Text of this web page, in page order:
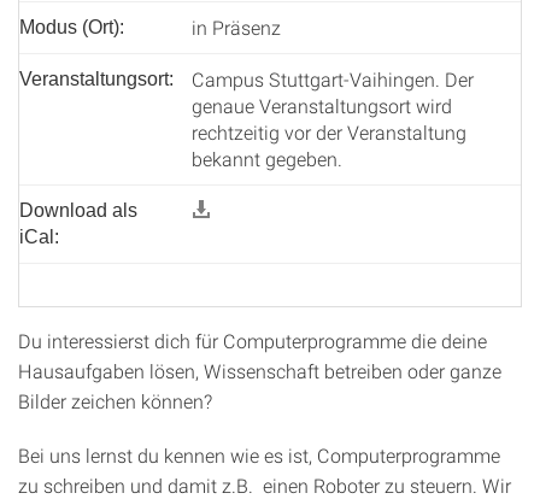
Modus (Ort): in Präsenz
Veranstaltungsort:
Campus Stuttgart-Vaihingen. Der
genaue Veranstaltungsort wird
rechtzeitig vor der Veranstaltung
bekannt gegeben.
Download als
iCal:
Du interessierst dich für Computerprogramme die deine
Hausaufgaben lösen, Wissenschaft betreiben oder ganze
Bilder zeichen können?
Bei uns lernst du kennen wie es ist, Computerprogramme
zu schreiben und damit z.B. einen Roboter zu steuern. Wir